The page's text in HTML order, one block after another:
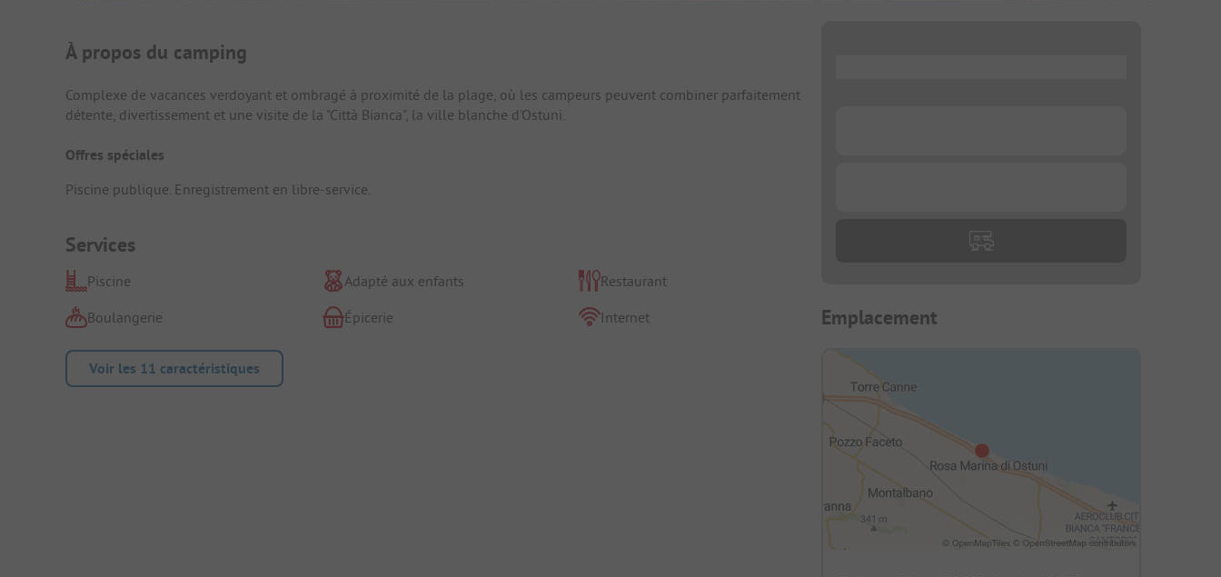
Présentation du camping
À propos du camping
Complexe de vacances verdoyant et ombragé à proximité de la plage, où les campeurs peuvent combiner parfaitement
détente, divertissement et une visite de la "Città Bianca", la ville blanche d'Ostuni.
Offres spéciales
Piscine publique. Enregistrement en libre-service.
Services
Piscine Adapté aux enfants
Restaurant
Boulangerie
Épicerie Internet
Voir les 11 caractéristiques
Emplacement